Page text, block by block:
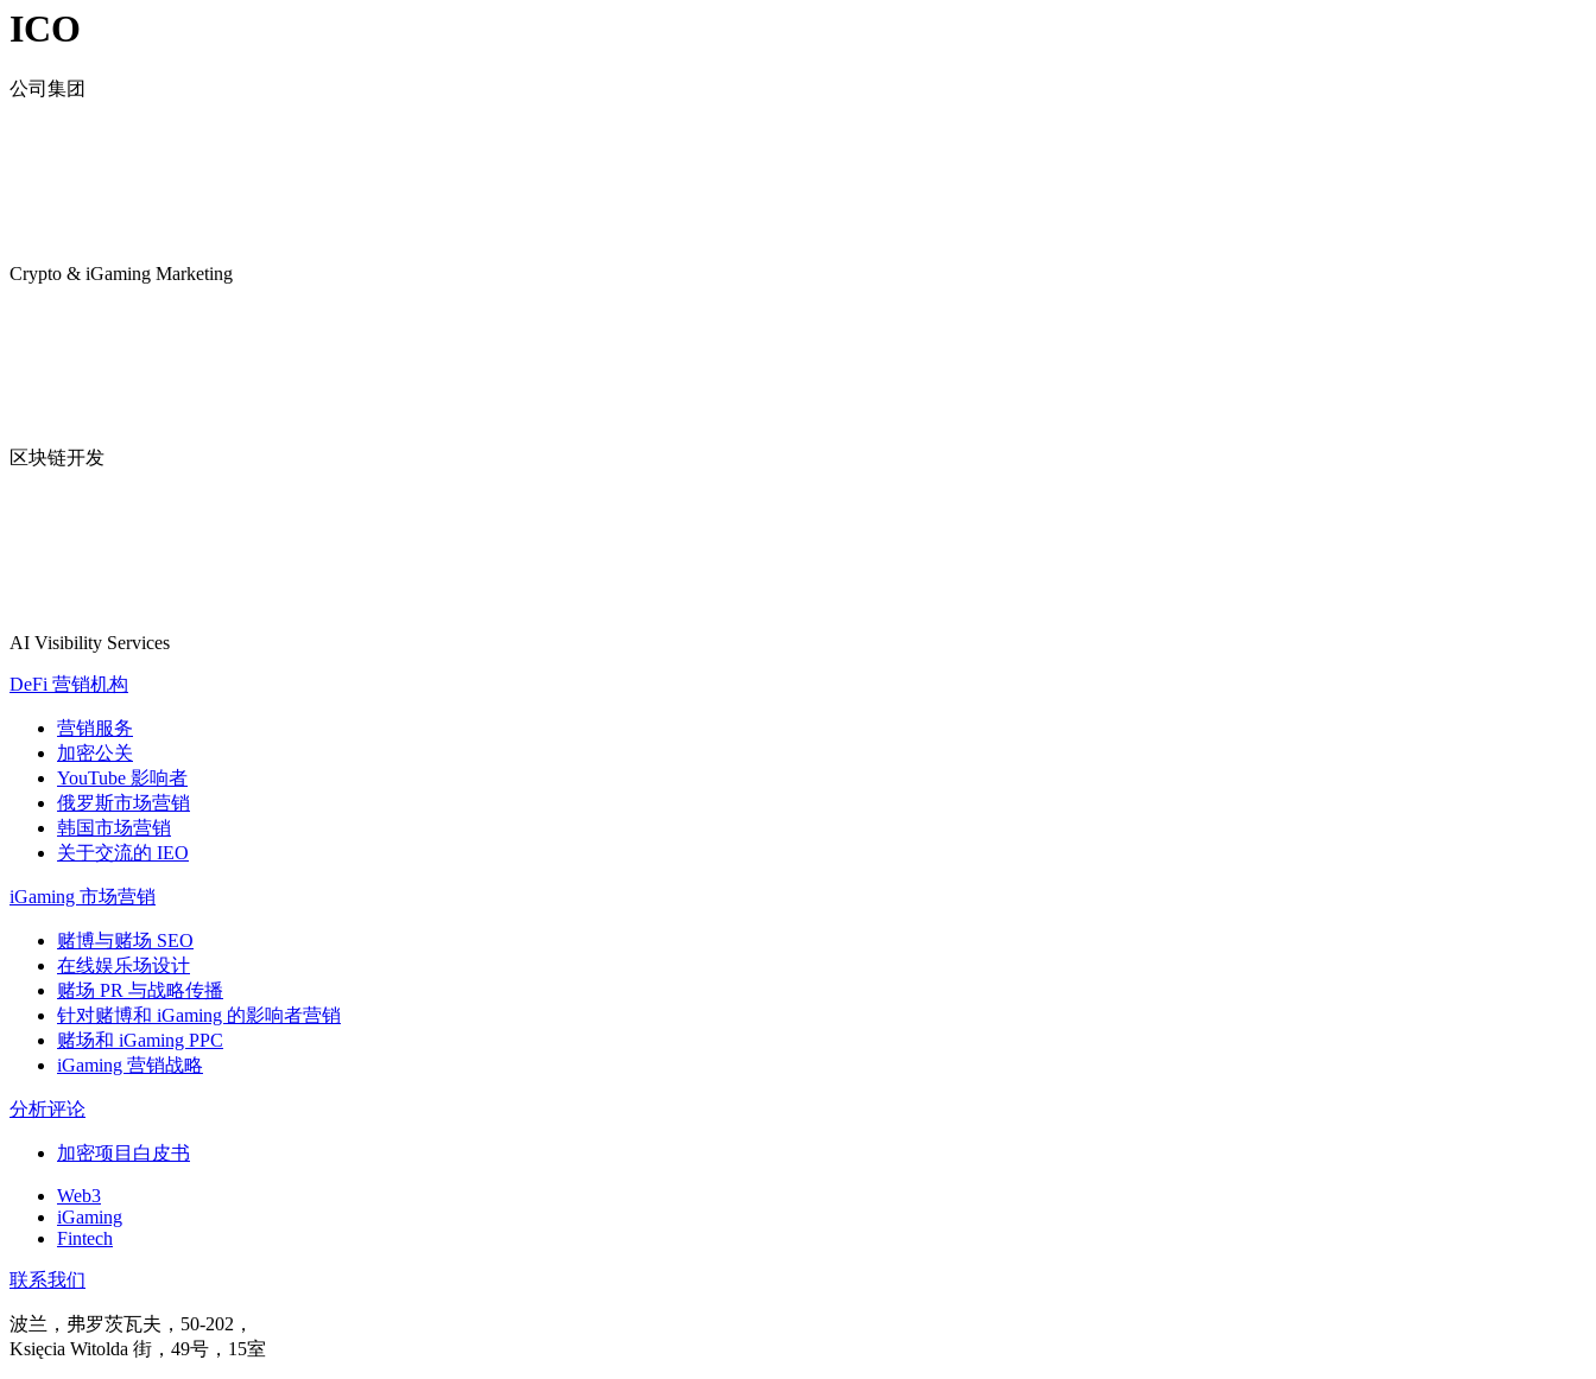
ICO
公司集团
Crypto & iGaming Marketing
区块链开发
AI Visibility Services
DeFi 营销机构
营销服务
加密公关
YouTube 影响者
俄罗斯市场营销
韩国市场营销
关于交流的 IEO
iGaming 市场营销
赌博与赌场 SEO
在线娱乐场设计
赌场 PR 与战略传播
针对赌博和 iGaming 的影响者营销
赌场和 iGaming PPC
iGaming 营销战略
分析评论
加密项目白皮书
Web3
iGaming
Fintech
联系我们
波兰，弗罗茨瓦夫，50-202，
Księcia Witolda 街，49号，15室